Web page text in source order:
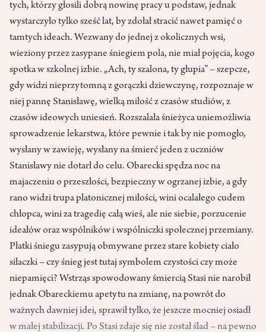
tych, którzy głosili dobrą nowinę pracy u podstaw, jednak
wystarczyło tylko sześć lat, by zdołał stracić nawet pamięć o
tamtych ideach. Wezwany do jednej z okolicznych wsi,
wieziony przez zasypane śniegiem pola, nie miał pojęcia, kogo
spotka w szkolnej izbie. „Ach, ty szalona, ty głupia” – szepcze,
gdy widzi nieprzytomną z gorączki dziewczynę, rozpoznaje w
niej pannę Stanisławę, wielką miłość z czasów studiów, z
czasów ideowych uniesień. Rozszalała śnieżyca uniemożliwia
sprowadzenie lekarstwa, które pewnie i tak by nie pomogło,
wysłany w zawieję, wysłany na śmierć jeden z uczniów
Stanisławy nie dotarł do celu. Obarecki spędza noc na
majaczeniu o przeszłości, bezpieczny w ogrzanej izbie, a gdy
rano widzi trupa platonicznej miłości, wini ocalałego cudem
chłopca, wini za tragedię całą wieś, ale nie siebie, porzucenie
ideałów oraz wspólników i wspólniczki społecznej przemiany.
Płatki śniegu zasypują obmywane przez stare kobiety ciało
siłaczki – czy śnieg jest tutaj symbolem czystości czy może
niepamięci? Wstrząs spowodowany śmiercią Stasi nie narobił
jednak Obareckiemu apetytu na zmianę, na powrót do
ważnych dawniej idei, sprawił tylko, że jeszcze mocniej osiadł
w małej stabilizacji. Po Stasi zdaje się nie został ślad – na pewno